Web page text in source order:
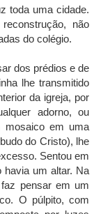
toda uma cidade.
não
do colégio.
dos prédios e de
lhe transmitido
da igreja, por
adorno, ou
mosaico em uma
do Cristo), lhe
Sentou em
havia um altar. Na
pensar em um
O púlpito, com